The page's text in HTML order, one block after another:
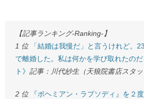
【記事ランキング-Ranking-】
1 位
「結婚は我慢だ」と言うけれど。
で離婚した。私は何かを学び取れたの
ト》 記事：川代紗生（天狼院書店スタッ
2 位
『ボヘミアン・ラプソディ』を２